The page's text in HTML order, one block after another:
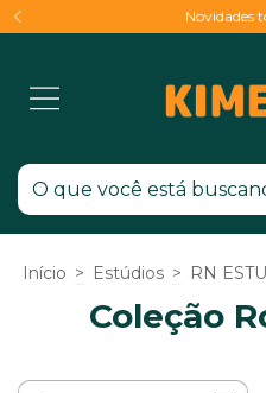
Novidades
Início > Estúdios > RN
Coleção